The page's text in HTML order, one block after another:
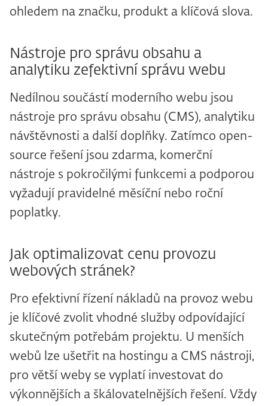
ohledem na značku, produkt a klíčová slova.
Nástroje pro správu obsahu a
analytiku zefektivní správu webu
Nedílnou součástí moderního webu jsou
nástroje pro správu obsahu (CMS), analytiku
návštěvnosti a další doplňky. Zatímco open-
source řešení jsou zdarma, komerční
nástroje s pokročilými funkcemi a podporou
vyžadují pravidelné měsíční nebo roční
poplatky.
Jak optimalizovat cenu provozu
webových stránek?
Pro efektivní řízení nákladů na provoz webu
je klíčové zvolit vhodné služby odpovídající
skutečným potřebám projektu. U menších
webů lze ušetřit na hostingu a CMS nástroji,
pro větší weby se vyplatí investovat do
výkonnějších a škálovatelnějších řešení. Vždy